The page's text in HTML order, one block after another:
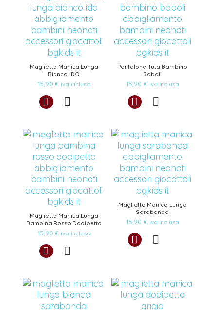
Maglietta Manica Lunga
Bianco IDO
15,90 € iva inclusa
Pantalone Tuta Bambino
Boboli
15,90 € iva inclusa
Maglietta Manica Lunga
Bambina Rosso Dodipetto
15,90 € iva inclusa
Maglietta Manica Lunga
Sarabanda
15,90 € iva inclusa